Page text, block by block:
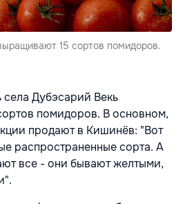
15 сортов помидоров.
Дубэсарий Векь
помидоров. В основном,
продают в Кишинёв: "Вот
распространенные сорта. А
все - они бывают желтыми,